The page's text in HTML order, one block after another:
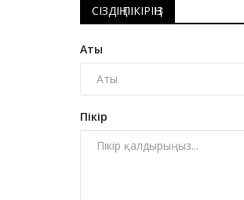
СІЗДІҢ ПІКІРІҢІЗ
Аты
Пікір
Павлодар